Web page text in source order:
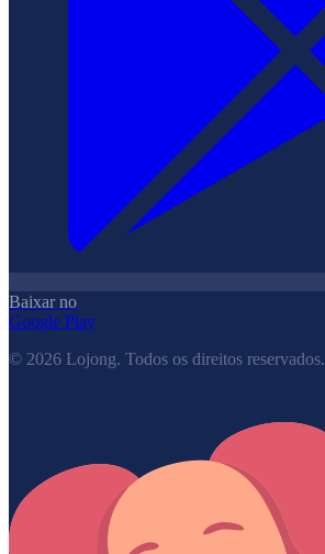
Baixar no
Google Play
© 2026 Lojong. Todos os direitos reservados.